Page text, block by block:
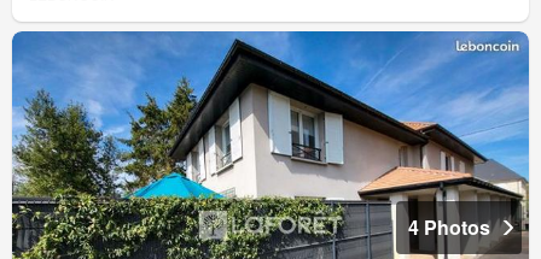
4 Photos